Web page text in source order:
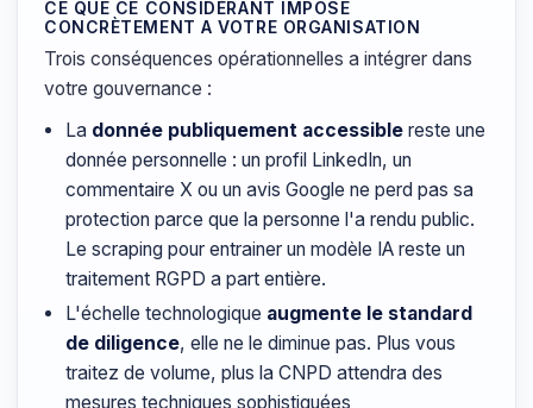
CE QUE CE CONSIDÉRANT IMPOSE
CONCRÈTEMENT A VOTRE ORGANISATION
Trois conséquences opérationnelles a intégrer dans
votre gouvernance :
La donnée publiquement accessible reste une
donnée personnelle : un profil LinkedIn, un
commentaire X ou un avis Google ne perd pas sa
protection parce que la personne l'a rendu public.
Le scraping pour entrainer un modèle IA reste un
traitement RGPD a part entière.
L'échelle technologique augmente le standard
de diligence, elle ne le diminue pas. Plus vous
traitez de volume, plus la CNPD attendra des
mesures techniques sophistiquées